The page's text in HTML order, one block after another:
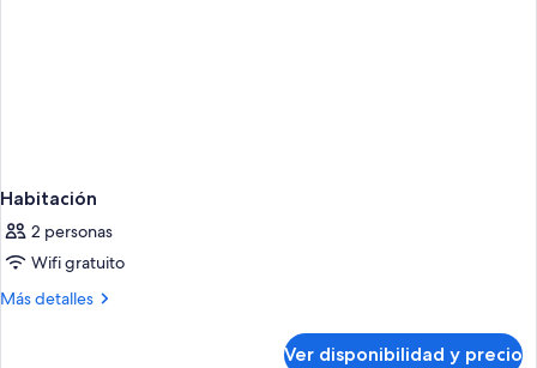
Habitación
2 personas
Wifi gratuito
Más detalles
Más
Ver disponibilidad y precio